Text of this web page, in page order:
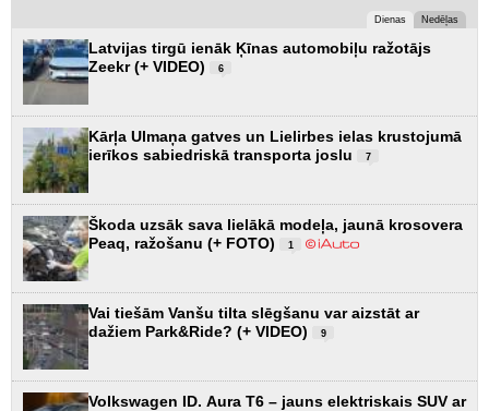
Dienas Nedēļas
Latvijas tirgū ienāk Ķīnas automobiļu ražotājs
Zeekr (+ VIDEO)
6
Kārļa Ulmaņa gatves un Lielirbes ielas krustojumā
ierīkos sabiedriskā transporta joslu
7
Škoda uzsāk sava lielākā modeļa, jaunā krosovera
Peaq, ražošanu (+ FOTO)
1
Vai tiešām Vanšu tilta slēgšanu var aizstāt ar
dažiem Park&Ride? (+ VIDEO)
9
Volkswagen ID. Aura T6 – jauns elektriskais SUV ar